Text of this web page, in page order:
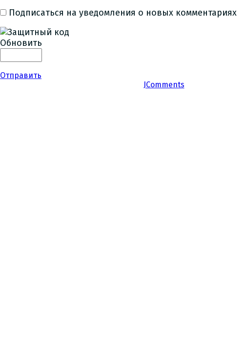
Подписаться на уведомления о новых комментариях
Обновить
Отправить
JComments